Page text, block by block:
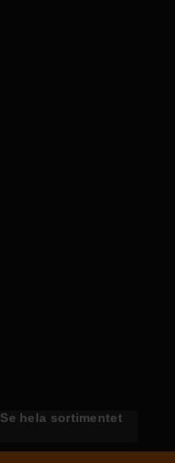
Se hela sortimentet